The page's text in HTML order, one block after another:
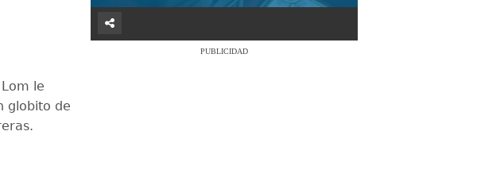
le
globito de
PUBLICIDAD